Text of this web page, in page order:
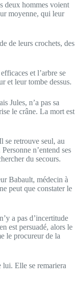
deux hommes voient
moyenne, qui leur
de leurs crochets, des
et l’arbre se
et leur tombe dessus.
Jules, n’a pas sa
le crâne. La mort est
se retrouve seul, au
n’entend ses
du secours.
Babault, médecin à
peut que constater le
a pas d’incertitude
est persuadé, alors le
le procureur de la
lui. Elle se remariera